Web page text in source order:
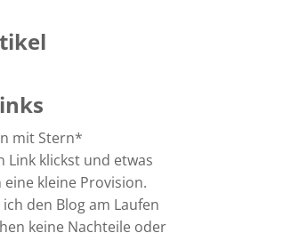
mit Stern*
Link klickst und etwas
kleine Provision.
den Blog am Laufen
keine Nachteile oder